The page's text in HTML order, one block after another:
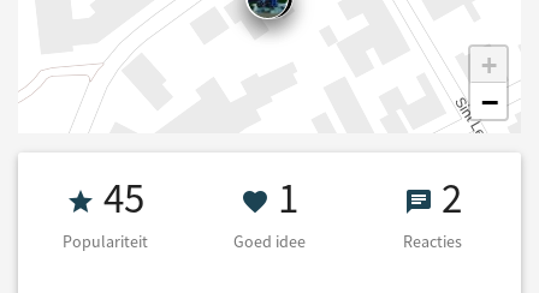
+
−
Populariteit 45
45
Populariteit
1 Goed idee
1
Goed idee
2 2
Reacties